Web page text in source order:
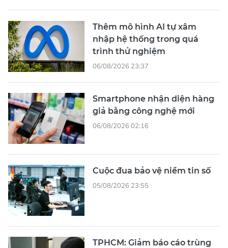
Thêm mô hình AI tự xâm
nhập hệ thống trong quá
trình thử nghiệm
06/08/2026 23:37
Smartphone nhận diện hàng
giả bằng công nghệ mới
06/08/2026 02:16
Cuộc đua bảo vệ niềm tin số
05/08/2026 23:55
TPHCM: Giảm báo cáo trùng